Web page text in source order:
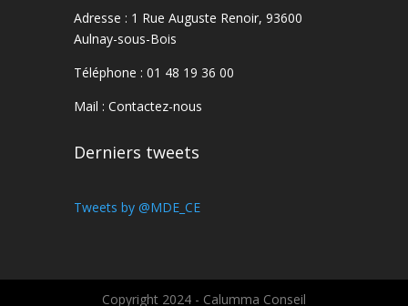
Adresse : 1 Rue Auguste Renoir, 93600
Aulnay-sous-Bois
Téléphone : 01 48 19 36 00
Mail : Contactez-nous
Derniers tweets
Tweets by @MDE_CE
Copyright 2024 - Calumma Conseil